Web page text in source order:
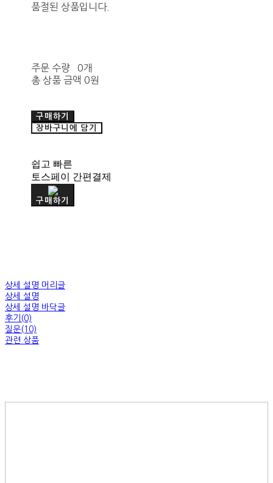
품절된 상품입니다.
주문 수량
0개
총 상품 금액 0원
구매하기
장바구니에 담기
쉽고 빠른
토스페이 간편결제
구매하기
상세 설명 머리글
상세 설명
상세 설명 바닥글
후기(0)
질문(10)
관련 상품